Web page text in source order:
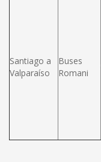
Santiago a
Valparaíso
Buses
Romani